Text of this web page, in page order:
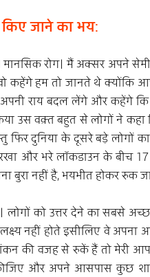
किए जाने का भय:
रोग। मैं अक्सर अपने
हम तो जानते थे क्योंकि
राय बदल लेंगे और कहेंगे
उस वक़्त बहुत से लोगों ने
फिर दुनिया के दूसरे बड़े लोगों
रखा और भरे लॉकडाउन के बीच
बुरा नहीं है, भयभीत होकर रुक
को उत्तर देने का सबसे
नहीं होते इसीलिए वे
की वजह से रुकें हैं तो मेरी
और अपने आसपास कुछ